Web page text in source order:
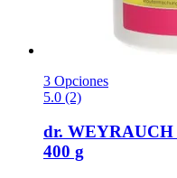
3 Opciones
5.0 (2)
dr. WEYRAUCH
400 g